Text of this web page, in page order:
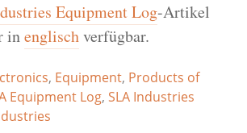
Equipment Log-Artikel
inenglischverfügbar.
, Equipment, Products of
Equipment Log, SLA Industries